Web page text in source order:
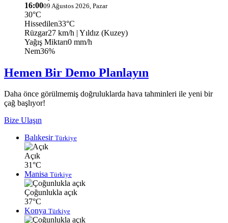
16:0009 Ağustos 2026, Pazar
30°C
Hissedilen33°C
Rüzgar27 km/h | Yıldız (Kuzey)
Yağış Miktarı0 mm/h
Nem36%
Hemen Bir Demo Planlayın
Daha önce görülmemiş doğruluklarda hava tahminleri ile yeni bir
çağ başlıyor!
Bize Ulaşın
Balıkesir Türkiye
Açık
31°C
Manisa Türkiye
Çoğunlukla açık
37°C
Konya Türkiye